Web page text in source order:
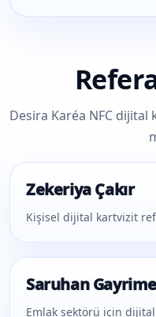
Desira Karéa NFC
Zekeriya Çakır
Kişisel dijital kartvizit
Saruhan
Emlak sektörü için